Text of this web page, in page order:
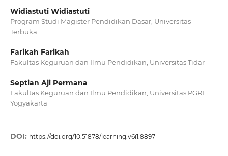
Widiastuti Widiastuti
Program Studi Magister Pendidikan Dasar, Universitas
Terbuka
Farikah Farikah
Fakultas Keguruan dan Ilmu Pendidikan, Universitas Tidar
Septian Aji Permana
Fakultas Keguruan dan Ilmu Pendidikan, Universitas PGRI
Yogyakarta
DOI: https://doi.org/10.51878/learning.v6i1.8897